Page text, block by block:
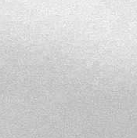
RebateRiot.